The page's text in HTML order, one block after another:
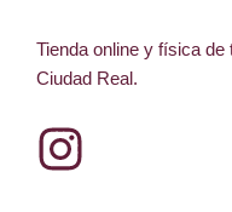
Tienda online y física
Ciudad Real.
I